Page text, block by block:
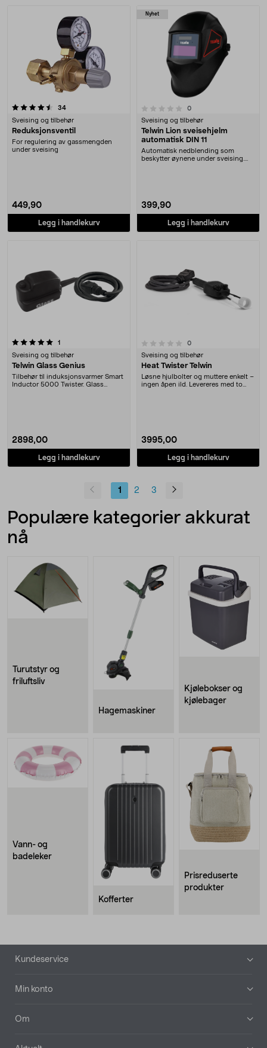
34anmeldelser
Sveising og tilbehør
Reduksjonsventil
For regulering av gassmengden
under sveising
449,90
Legg i handlekurv
Nyhet
0.0 av 5 stjerner 0anmeldelser
Sveising og tilbehør
Telwin Lion sveisehjelm
automatisk DIN 11
Automatisk nedblending som
beskytter øynene under sveising.
399,90
Legg i handlekurv
1
Sveising og tilbehør
Telwin Glass Genius
Tilbehør til induksjonsvarmer Smart
Inductor 5000 Twister. Glass
2898,00
Legg i handlekurv
0.0 av 5 stjerner 0anmeldelser
Sveising og tilbehør
Heat Twister Telwin
Løsne hjulbolter og muttere enkelt –
ingen åpen ild. Levereres med to
3995,00
Legg i handlekurv
1 2 3
Populære kategorier akkurat
nå
Turutstyr og
friluftsliv
Hagemaskiner
Kjølebokser og
kjølebager
Vann- og
badeleker
Kofferter
Prisreduserte
produkter
Bunntekst
Kundeservice
Min konto
Om